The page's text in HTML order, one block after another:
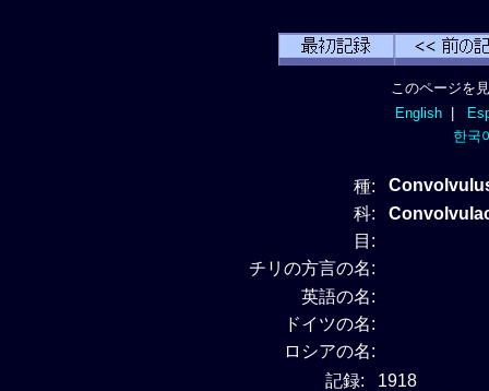
このページを
English|
한국
種:
科:
目:
チリの方言の名:
英語の名:
ドイツの名:
ロシアの名:
記録:
1918